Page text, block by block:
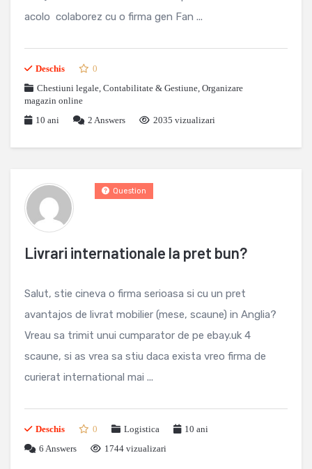
acolo colaborez cu o firma gen Fan ...
Deschis
0
Chestiuni legale, Contabilitate & Gestiune, Organizare
magazin online
10 ani
2 Answers 2035 vizualizari
Livrari internationale la pret bun?
Question
Salut, stie cineva o firma serioasa si cu un pret
avantajos de livrat mobilier (mese, scaune) in Anglia?
Vreau sa trimit unui cumparator de pe ebay.uk 4
scaune, si as vrea sa stiu daca exista vreo firma de
curierat international mai ...
Deschis 0 Logistica
10 ani
6 Answers 1744 vizualizari